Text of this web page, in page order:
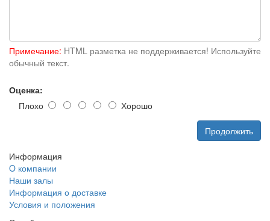
Примечание: HTML разметка не поддерживается! Используйте
обычный текст.
Оценка:
Плохо
Хорошо
Продолжить
Информация
O компании
Наши залы
Информация о доставке
Условия и положения